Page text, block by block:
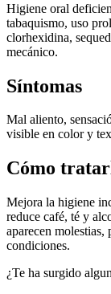
Higiene oral
tabaquismo, uso
clorhexidina,
mecánico.
Síntomas
Mal aliento,
visible en color y
Cómo
Mejora la higiene
reduce café, té y
aparecen molestias,
condiciones.
¿Te ha surgido